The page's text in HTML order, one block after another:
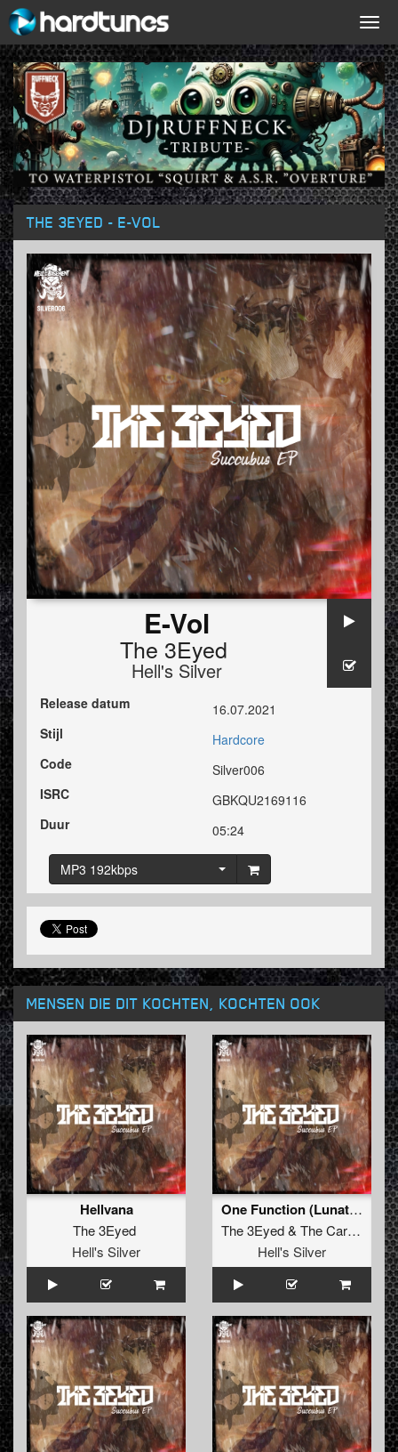
THE 3EYED - E-VOL
E-Vol
The 3Eyed
Hell's Silver
Release datum
16.07.2021
Stijl
Hardcore
Code
Silver006
ISRC
GBKQU2169116
Duur
05:24
MP3 192kbps
MENSEN DIE DIT KOCHTEN, KOCHTEN OOK
Hellvana
The 3Eyed
Hell's Silver
One Function (Lunatic Remix)
The 3Eyed& The Carnage Corps
Hell's Silver